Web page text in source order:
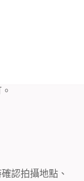
認拍攝地點、